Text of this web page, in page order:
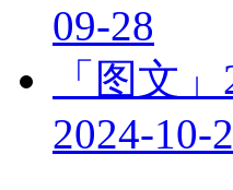
09-28
「图文
2024-10-